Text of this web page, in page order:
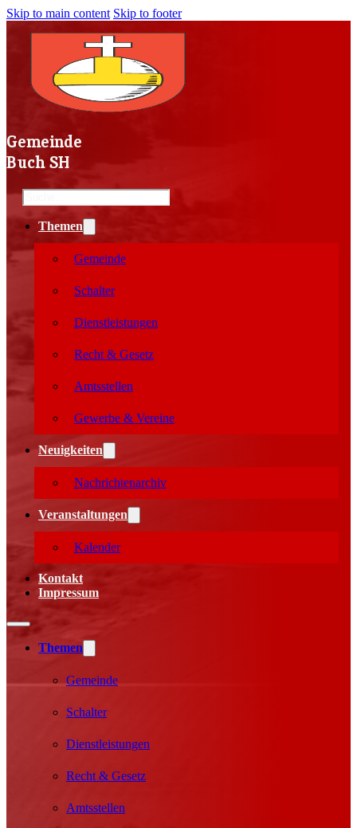
Skip to main content Skip to footer
Gemeinde
Buch SH
Search
Themen
Gemeinde
Schalter
Dienstleistungen
Recht & Gesetz
Amtsstellen
Gewerbe & Vereine
Neuigkeiten
Nachrichtenarchiv
Veranstaltungen
Kalender
Kontakt
Impressum
Themen
Gemeinde
Schalter
Dienstleistungen
Recht & Gesetz
Amtsstellen